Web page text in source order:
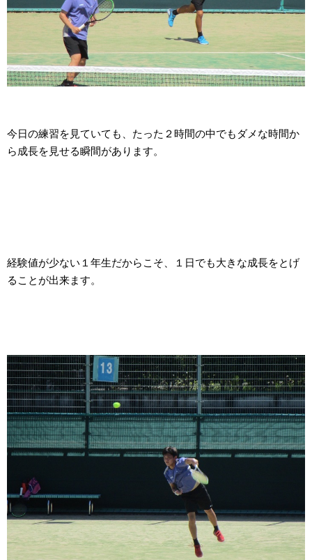
今日の練習を見ていても、たった２時間の中でもダメな時間か
ら成長を見せる瞬間があります。
経験値が少ない１年生だからこそ、１日でも大きな成長をとげ
ることが出来ます。